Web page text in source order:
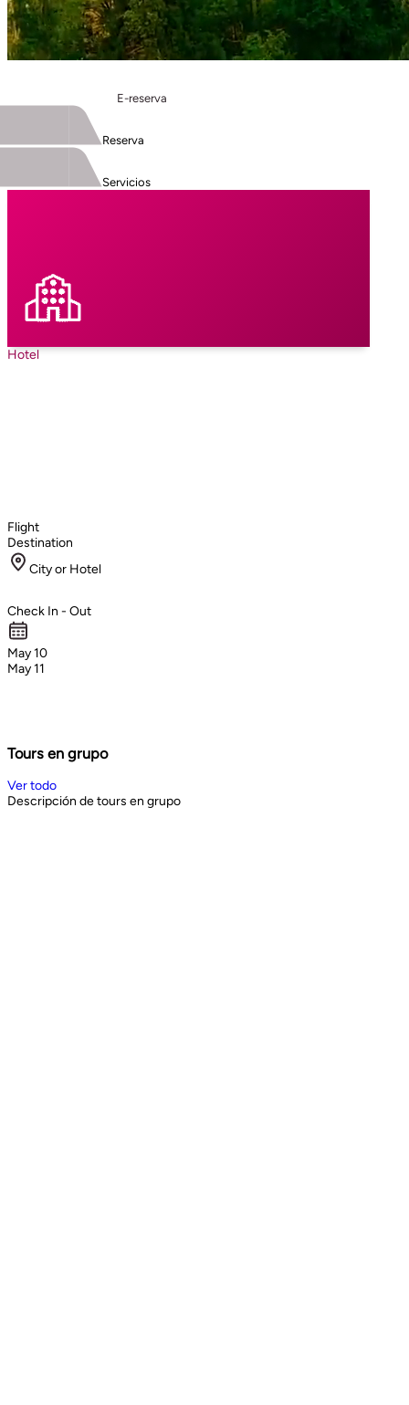
E-reserva
Reserva
Servicios
Hotel
Flight
Destination
City or Hotel
Check In - Out
May 10
May 11
Tours en grupo
Ver todo
Descripción de tours en grupo